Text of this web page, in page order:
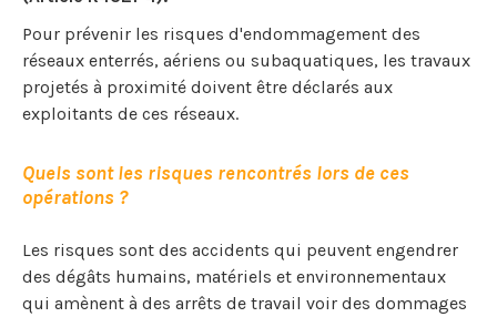
Pour prévenir les risques d'endommagement des
réseaux enterrés, aériens ou subaquatiques, les travaux
projetés à proximité doivent être déclarés aux
exploitants de ces réseaux.
Quels sont les risques rencontrés lors de ces
opérations ?
Les risques sont des accidents qui peuvent engendrer
des dégâts humains, matériels et environnementaux
qui amènent à des arrêts de travail voir des dommages